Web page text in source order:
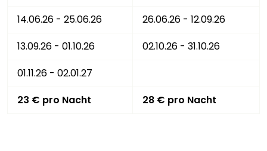
14.06.26 - 25.06.26
26.06.26 - 12.09.26
13.09.26 - 01.10.26
02.10.26 - 31.10.26
01.11.26 - 02.01.27
23 € pro Nacht
28 € pro Nacht